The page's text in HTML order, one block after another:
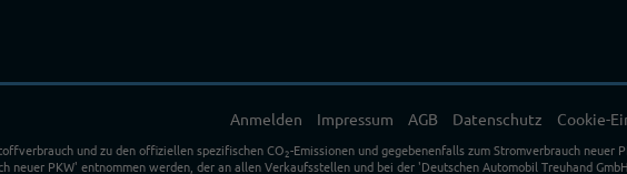
Anmelden Impressum AGB Datenschutz Cookie-
und zu den offiziellen spezifischen CO2-Emissionen und gegebenenfalls zum Stromverbrauch
neuer PKW' entnommen werden, der an allen Verkaufsstellen und bei der 'Deutschen Automobil Treuhand